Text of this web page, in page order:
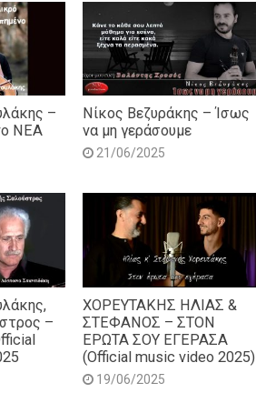
–
NEΑ
Νίκος Βεζυράκης – Ίσως
να μη γεράσουμε
21/06/2025
–
ΧΟΡΕΥΤΑΚΗΣ ΗΛΙΑΣ &
ΣΤΕΦΑΝΟΣ – ΣΤΟΝ
ΕΡΩΤΑ ΣΟΥ ΕΓΕΡΑΣΑ
(Official music video 2025)
19/06/2025